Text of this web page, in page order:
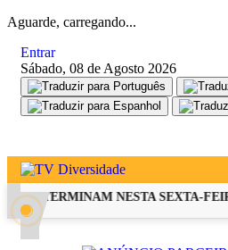
Aguarde, carregando...
Entrar
Sábado, 08 de Agosto 2026
TERMINAM NESTA SEXTA-FEIRA